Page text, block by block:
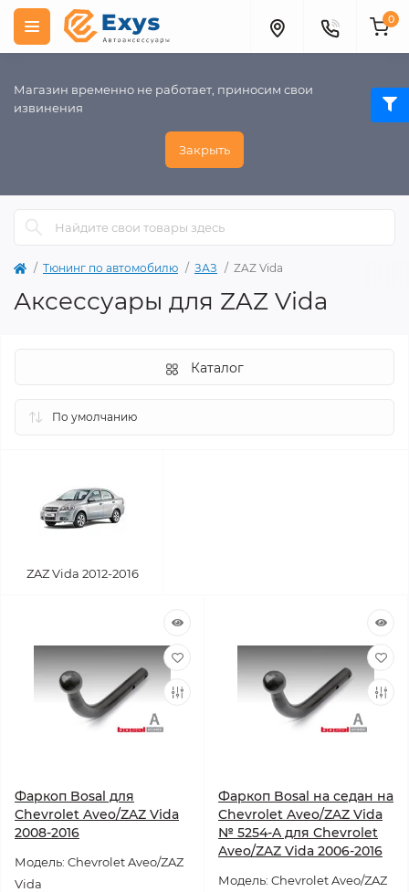
Магазин временно не работает, приносим свои
извинения
Закрыть
0
Тюнинг по автомобилю ЗАЗ ZAZ Vida
Аксессуары для ZAZ Vida
Каталог
ZAZ Vida 2012-2016
Фаркоп Bosal для
Chevrolet Aveo/ZAZ Vida
2008-2016
Модель: Chevrolet Aveo/ZAZ
Vida
Фаркоп Bosal на седан на
Chevrolet Aveo/ZAZ Vida
№ 5254-A для Chevrolet
Aveo/ZAZ Vida 2006-2016
Модель: Chevrolet Aveo/ZAZ